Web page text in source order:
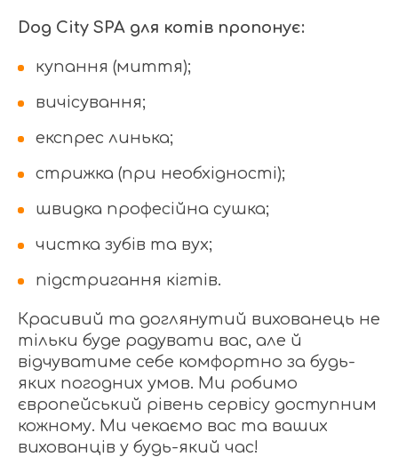
Dog City SPA для котів пропонує:
купання (миття);
вичісування;
експрес линька;
стрижка (при необхідності);
швидка професійна сушка;
чистка зубів та вух;
підстригання кігтів.
Красивий та доглянутий вихованець не
тільки буде радувати вас, але й
відчуватиме себе комфортно за будь-
яких погодних умов. Ми робимо
європейський рівень сервісу доступним
кожному. Ми чекаємо вас та ваших
вихованців у будь-який час!